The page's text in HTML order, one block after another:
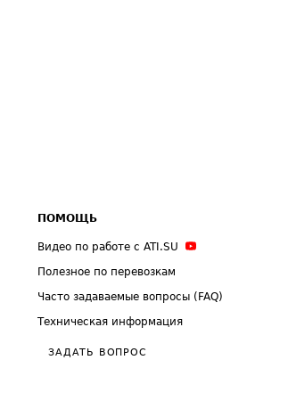
ПОМОЩЬ
Видео по работе с ATI.SU
Полезное по перевозкам
Часто задаваемые вопросы (FAQ)
Техническая информация
ЗАДАТЬ ВОПРОС